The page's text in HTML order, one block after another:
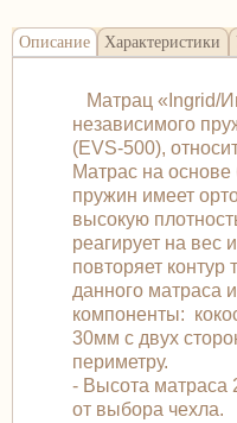
Описание Характеристики
Матрац «Ingrid/
независимого
(EVS-500),
Матраc на
пружин имеет
высокую
реагирует на вес
повторяет контур
данного матраса
компоненты:
30мм с двух
периметру.
- Высота матраса
от выбора чехла.